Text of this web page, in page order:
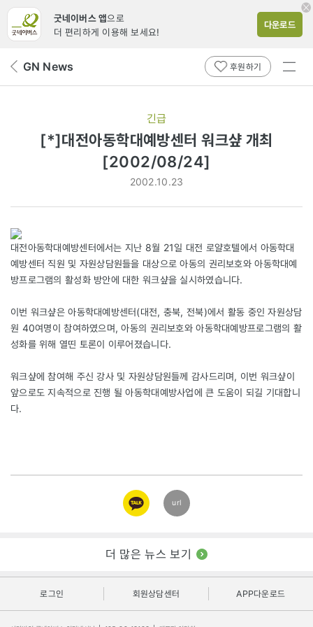
굿네이버스 앱으로
더 편리하게 이용해 보세요!
다운로드
뒤 GN News 후원하기
전체
긴급
[*]대전아동학대예방센터 워크샾 개최
[2002/08/24]
2002.10.23
대전아동학대예방센터에서는 지난 8월 21일 대전 로얄호텔에서 아동학대
예방센터 직원 및 자원상담원들을 대상으로 아동의 권리보호와 아동학대예
방프로그램의 활성화 방안에 대한 워크샾을 실시하였습니다.
이번 워크샾은 아동학대예방센터(대전, 충북, 전북)에서 활동 중인 자원상담
원 40여명이 참여하였으며, 아동의 권리보호와 아동학대예방프로그램의 활
성화를 위해 열띤 토론이 이루어졌습니다.
워크샾에 참여해 주신 강사 및 자원상담원들께 감사드리며, 이번 워크샾이
앞으로도 지속적으로 진행 될 아동학대예방사업에 큰 도움이 되길 기대합니
다.
카카오
링크
url
더 많은 뉴스 보기
로그인 회원상담센터 APP다운로드